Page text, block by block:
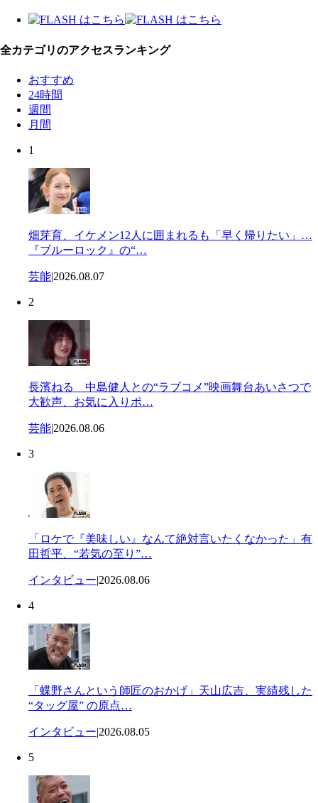
全カテゴリのアクセスランキング
おすすめ
24時間
週間
月間
1
畑芽育、イケメン12人に囲まれるも「早く帰りたい」…
『ブルーロック』の“…
芸能|2026.08.07
2
長濱ねる 中島健人との“ラブコメ”映画舞台あいさつで
大歓声、お気に入りポ…
芸能|2026.08.06
3
「ロケで『美味しい』なんて絶対言いたくなかった」有
田哲平、“若気の至り”…
インタビュー|2026.08.06
4
「蝶野さんという師匠のおかげ」天山広吉、実績残した
“タッグ屋” の原点…
インタビュー|2026.08.05
5